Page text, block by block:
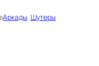
вАркады, Шутеры